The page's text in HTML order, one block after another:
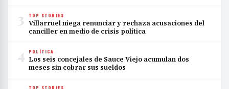
3 TOP STORIES
Villarruel niega renunciar y rechaza acusaciones del
canciller en medio de crisis política
4 POLÍTICA
Los seis concejales de Sauce Viejo acumulan dos
meses sin cobrar sus sueldos
TOP STORIES